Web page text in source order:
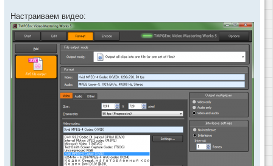
Настраиваем видео: